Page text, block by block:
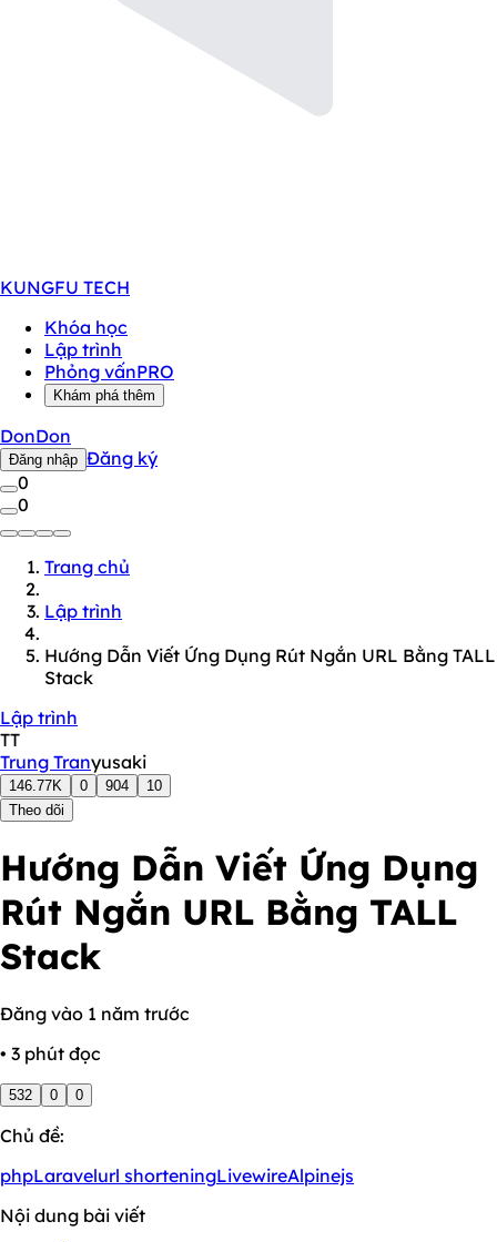
KUNGFU TECH
Khóa học
Lập trình
Phỏng vấnPRO
Khám phá thêm
DonDon
Đăng nhập Đăng ký
0
0
Trang chủ
Lập trình
Hướng Dẫn Viết Ứng Dụng Rút Ngắn URL Bằng TALL
Stack
Lập trình
TT
Trung Tranyusaki
146.77K 0 904
10
Theo dõi
Hướng Dẫn Viết Ứng Dụng
Rút Ngắn URL Bằng TALL
Stack
Đăng vào 1 năm trước
• 3 phút đọc
532 0 0
Chủ đề:
phpLaravelurl shorteningLivewireAlpinejs
Nội dung bài viết